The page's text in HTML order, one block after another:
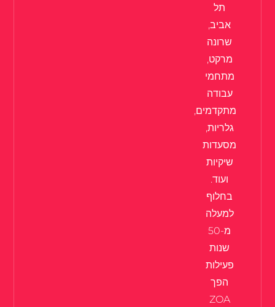
תל
אביב,
שרונה
מרקט,
מתחמי
עבודה
מתקדמים,
גלריות,
מסעדות
שיקיות
ועוד.
בחלוף
למעלה
מ-50
שנות
פעילות
הפך
ZOA